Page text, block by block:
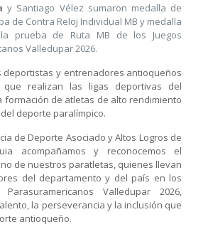
y Santiago Vélez sumaron medalla de
de Contra Reloj Individual MB y medalla
prueba de Ruta MB de los Juegos
Valledupar 2026.
deportistas y entrenadores antioqueños
realizan las ligas deportivas del
formación de atletas de alto rendimiento
deporte paralímpico.
de Deporte Asociado y Altos Logros de
acompañamos y reconocemos el
de nuestros paratletas, quienes llevan
del departamento y del país en los
Parasuramericanos Valledupar 2026,
la perseverancia y la inclusión que
antioqueño.